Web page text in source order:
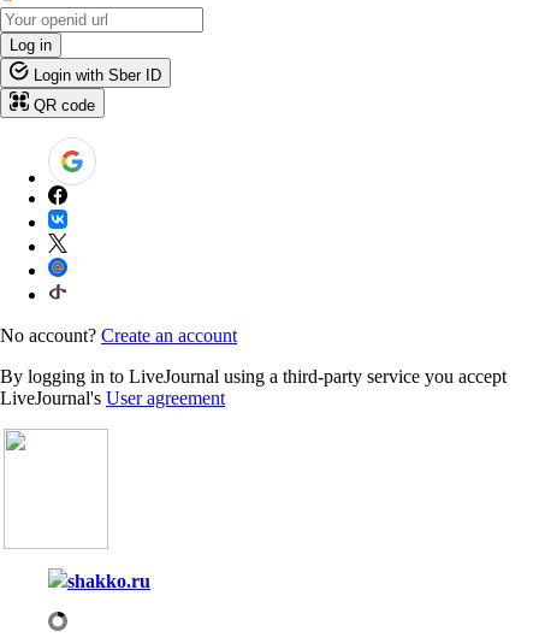
Log in
Login with Sber ID
QR code
No account? Create an account
By logging in to LiveJournal using a third-party service you accept
LiveJournal's User agreement
shakko.ru